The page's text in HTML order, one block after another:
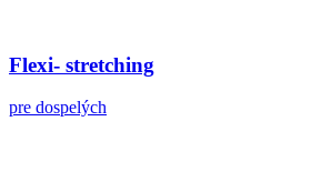
Flexi- stretching
pre dospelých